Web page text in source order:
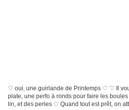
♡ oui, une guirlande de Printemps ♡ ♡ Il
plate, une perfo à ronds pour faire les
lin, et des perles ♡ Quand tout est prêt, on